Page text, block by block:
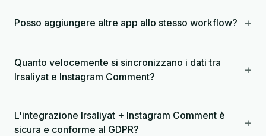
Posso aggiungere altre app allo stesso workflow? +
Quanto velocemente si sincronizzano i dati tra
Irsaliyat e Instagram Comment?
+
L'integrazione Irsaliyat + Instagram Comment è
sicura e conforme al GDPR?
+